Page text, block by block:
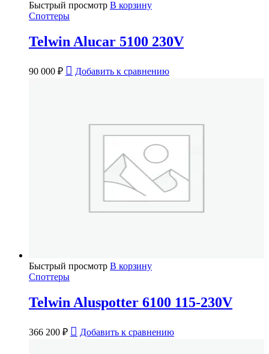
Быстрый просмотр В корзину
Споттеры
Telwin Alucar 5100 230V
90 000 ₽ Добавить к сравнению
Быстрый просмотр В корзину
Споттеры
Telwin Aluspotter 6100 115-230V
366 200 ₽ Добавить к сравнению